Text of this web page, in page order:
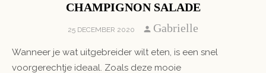
CHAMPIGNON SALADE
POSTED
25 DECEMBER 2020 Author
Gabrielle
Wanneer je wat uitgebreider wilt eten, is een snel
voorgerechtje ideaal. Zoals deze mooie